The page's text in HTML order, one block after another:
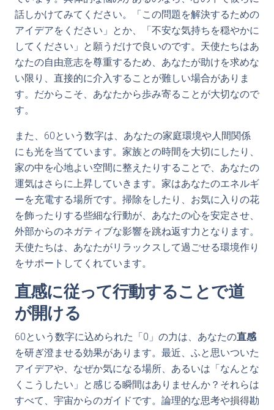
話しかけてみてください。「この問題を解決するための
アイデアをください」とか、「不安な気持ちを穏やかに
してください」と願うだけで良いのです。天使たちはあ
なたの自由意志を尊重するため、あなたが助けを求めな
い限り、直接的に介入することが難しい場合がありま
す。だからこそ、あなたから歩み寄ることが大切なので
す。
また、60という数字は、あなたの家庭環境や人間関係
にも光を当てています。家族との時間を大切にしたり、
家の中を心地よい空間に整えたりすることで、あなたの
運気はさらに上昇していきます。家はあなたのエネルギ
ーを充電する場所です。掃除をしたり、お気に入りの花
を飾ったりする些細な行動が、あなたの心を安定させ、
外部からのネガティブな影響を跳ね返す力となります。
天使たちは、あなたがリラックスして過ごせる環境作り
をサポートしてくれています。
直感に従って行動することで道
が開ける
60という数字に込められた「0」の力は、あなたの直感
を研ぎ澄ませる効果があります。最近、ふと思いついた
アイデアや、なぜか気になる場所、あるいは「なんとな
くこうしたい」と感じる瞬間はありませんか？それらは
すべて、宇宙からのガイドです。論理的な思考や損得勘